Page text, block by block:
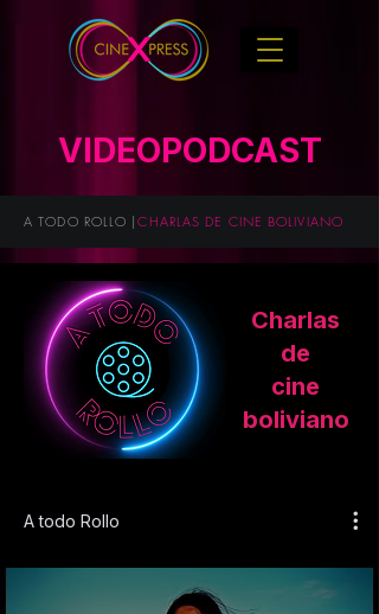
VIDEOPODCAST
A TODO ROLLO |CHARLAS DE CINE BOLIVIANO
Charlas
de
cine
boliviano
A todo Rollo